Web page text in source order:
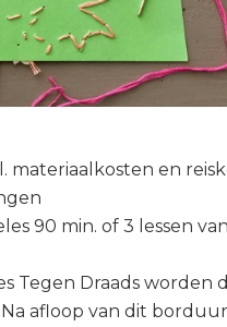
materiaalkosten en
90 min. of 3 lessen
Tegen Draads
Na afloop van dit